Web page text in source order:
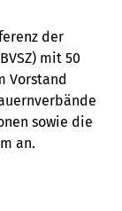
der
mit 50
Vorstand
sowie die
an.